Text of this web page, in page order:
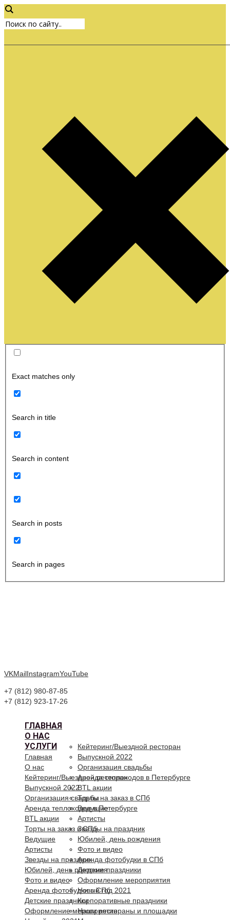
Exact matches only
Search in title
Search in content
Search in posts
Search in pages
VKMailInstagramYouTube
+7 (812) 980-87-85
+7 (812) 923-17-26
ГЛАВНАЯ
О НАС
УСЛУГИ
Кейтеринг/Выездной ресторан
Выпускной 2022
Организация свадьбы
Аренда теплоходов в Петербурге
BTL акции
Торты на заказ в СПб
Ведущие
Артисты
Звезды на праздник
Юбилей, день рождения
Фото и видео
Аренда фотобудки в СПб
Детские праздники
Оформление мероприятия
Новый год 2021
Корпоративные праздники
Наши рестораны и площадки
Главная
О нас
Кейтеринг/Выездной ресторан
Выпускной 2022
Организация свадьбы
Аренда теплоходов в Петербурге
BTL акции
Торты на заказ в СПб
Ведущие
Артисты
Звезды на праздник
Юбилей, день рождения
Фото и видео
Аренда фотобудки в СПб
Детские праздники
Оформление мероприятия